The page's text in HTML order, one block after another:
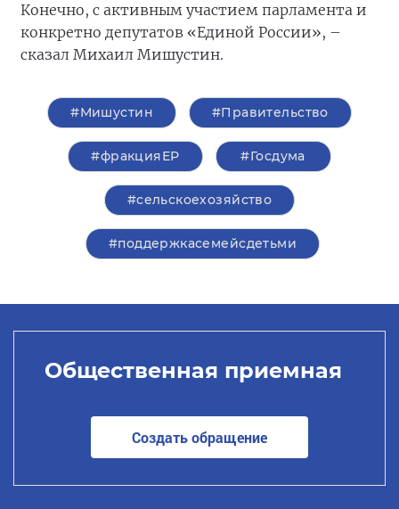
Конечно, с активным участием парламента и
конкретно депутатов «Единой России», –
сказал Михаил Мишустин.
#Мишустин #Правительство
#фракцияЕР #Госдума
#сельскоехозяйство
#поддержкасемейсдетьми
Общественная приемная
Создать обращение